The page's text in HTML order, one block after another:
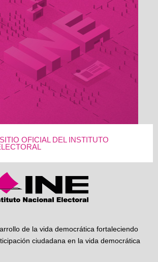
OFICIAL DEL INSTITUTO
de la vida democrática fortaleciendo
ciudadana en la vida democrática